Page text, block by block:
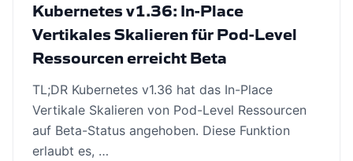
Kubernetes v1.36: In-Place
Vertikales Skalieren für Pod-Level
Ressourcen erreicht Beta
TL;DR Kubernetes v1.36 hat das In-Place
Vertikale Skalieren von Pod-Level Ressourcen
auf Beta-Status angehoben. Diese Funktion
erlaubt es, …